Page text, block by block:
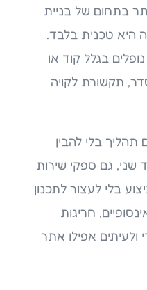
בתחום של בניית
היא טכנית בלבד.
בגלל קוד או
תקשורת לקויה
בלי להבין
גם ספקי שירות
בלי לעצור לתכנון
חריגות
ולעיתים אפילו אתר